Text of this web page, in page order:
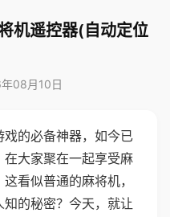
机遥控器(自动定位
08月10日
的必备神器，如今已
大家聚在一起享受麻
看似普通的麻将机，
的秘密？今天，就让